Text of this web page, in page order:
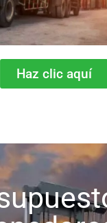
Haz clic aquí